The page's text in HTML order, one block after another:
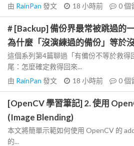
由 RainPan 發文 18 小時前 0個
# [Backup] 備份界最常被跳過的
為什麼「沒演練過的備份」等於
這個系列第4篇聊過「有備份不等於救得
尾：怎麼確定救得回來...
由 RainPan 發文 18 小時前 0個
[OpenCV 學習筆記] 2. 使用
(Image Blending)
本文將簡單示範如何使用 OpenCV 的
的...